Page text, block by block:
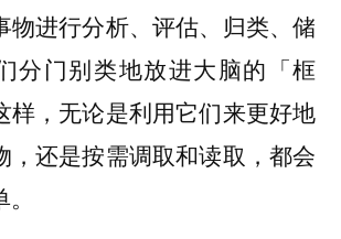
物进行分析、评估、归类、储
门别类地放进大脑的「框
样，无论是利用它们来更好地
，还是按需调取和读取，都会